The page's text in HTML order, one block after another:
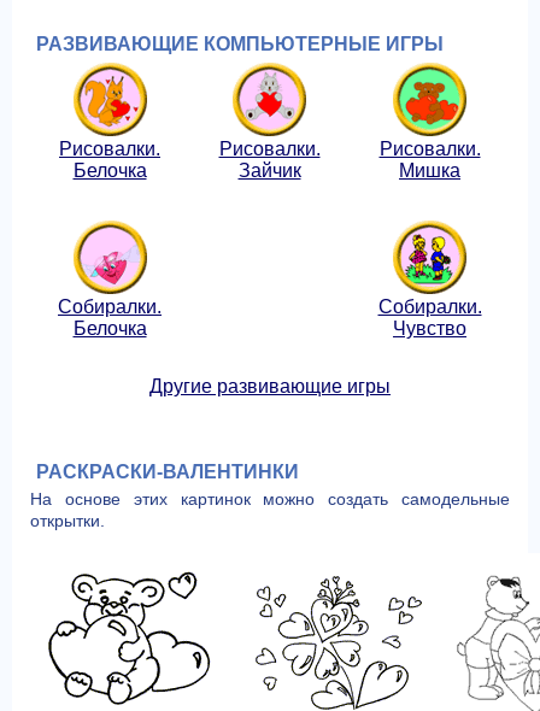
РАЗВИВАЮЩИЕ КОМПЬЮТЕРНЫЕ ИГРЫ
Рисовалки.
Белочка
Рисовалки.
Зайчик
Рисовалки.
Мишка
Собиралки.
Белочка
Собиралки.
Чувство
Другие развивающие игры
РАСКРАСКИ-ВАЛЕНТИНКИ
На основе этих картинок можно создать самодельные
открытки.